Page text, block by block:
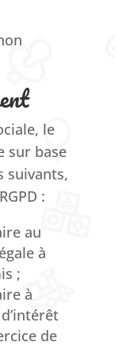
le
sur base
suivants,
:
au
à
;
à
de